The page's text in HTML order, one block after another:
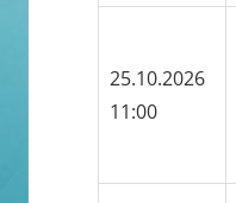
25.10.2026
11:00